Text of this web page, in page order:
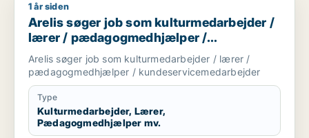
Arelis søger job som kulturmedarbejder / lærer /
1 år siden
Arelis søger job som kulturmedarbejder /
lærer / pædagogmedhjælper /
kundeservicemedarbejder
Arelis søger job som kulturmedarbejder / lærer /
pædagogmedhjælper / kundeservicemedarbejder
Type
Kulturmedarbejder, Lærer,
Pædagogmedhjælper mv.